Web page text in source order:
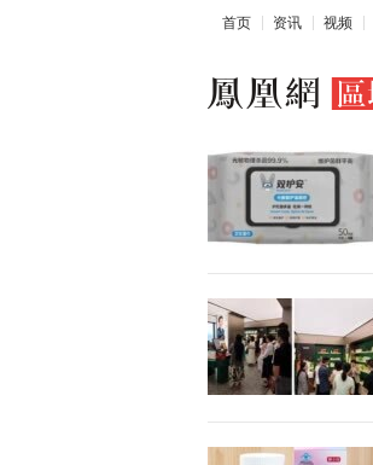
首页 资讯 视频